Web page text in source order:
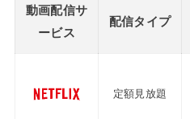
動画配信サ
ービス
配信タイプ
定額見放題